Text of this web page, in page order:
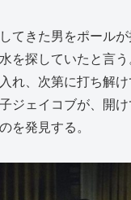
てきた男をポール
を探していたと言
れ、次第に打ち解
ジェイコブが、開
を発見する。